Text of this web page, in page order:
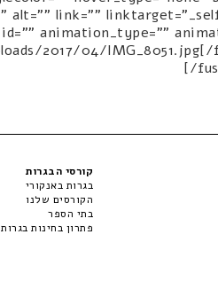
alt="" link=""
animation_type=""
2017/04/IMG_8051.jpg[/
[/
קורסי הבגרות
בגרות באנקורי
הקורסים שלנו
בתי הספר
פתרון בחינות בגרות